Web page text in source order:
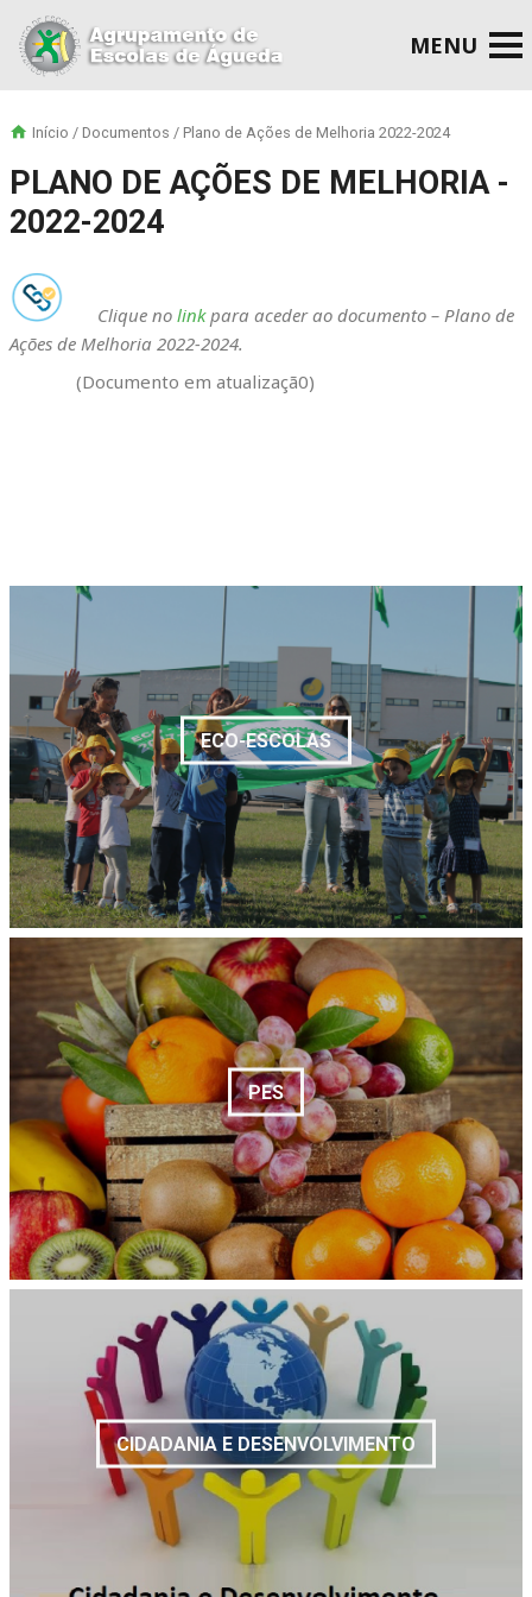
Início / Documentos / Plano de Ações de Melhoria 2022-2024
PLANO DE AÇÕES DE MELHORIA -
2022-2024
Clique no linkpara aceder ao documento – Plano de
Ações de Melhoria 2022-2024.
(Documento em atualizaçã0)
ECO-ESCOLAS
PES
CIDADANIA E DESENVOLVIMENTO